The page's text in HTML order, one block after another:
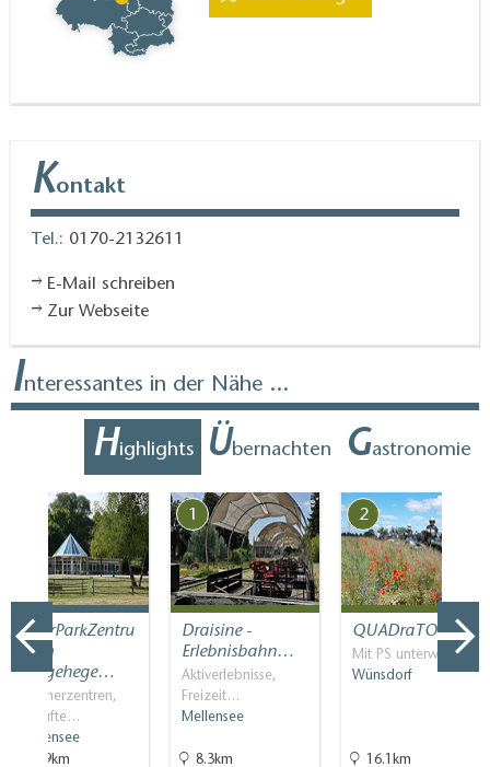
Über den Regionalbahnhof in Rangsdorf ist die
dann noch das Rad dabei hat, steht einer
Kontakt
Tel.: 0170-2132611
E-Mail schreiben
Zur Webseite
Interessantes in der Nähe ...
Highlights Übernachten Gastronomie
NaturParkZentru
m am
Wildgehege…
Besucherzentren,
Geprüfte…
Blankensee
30.9km
1
Draisine -
Erlebnisbahn…
Aktiverlebnisse,
Freizeit…
Mellensee
8.3km
2
QUADraTOUR
Mit PS unterwegs
Wünsdorf
16.1km